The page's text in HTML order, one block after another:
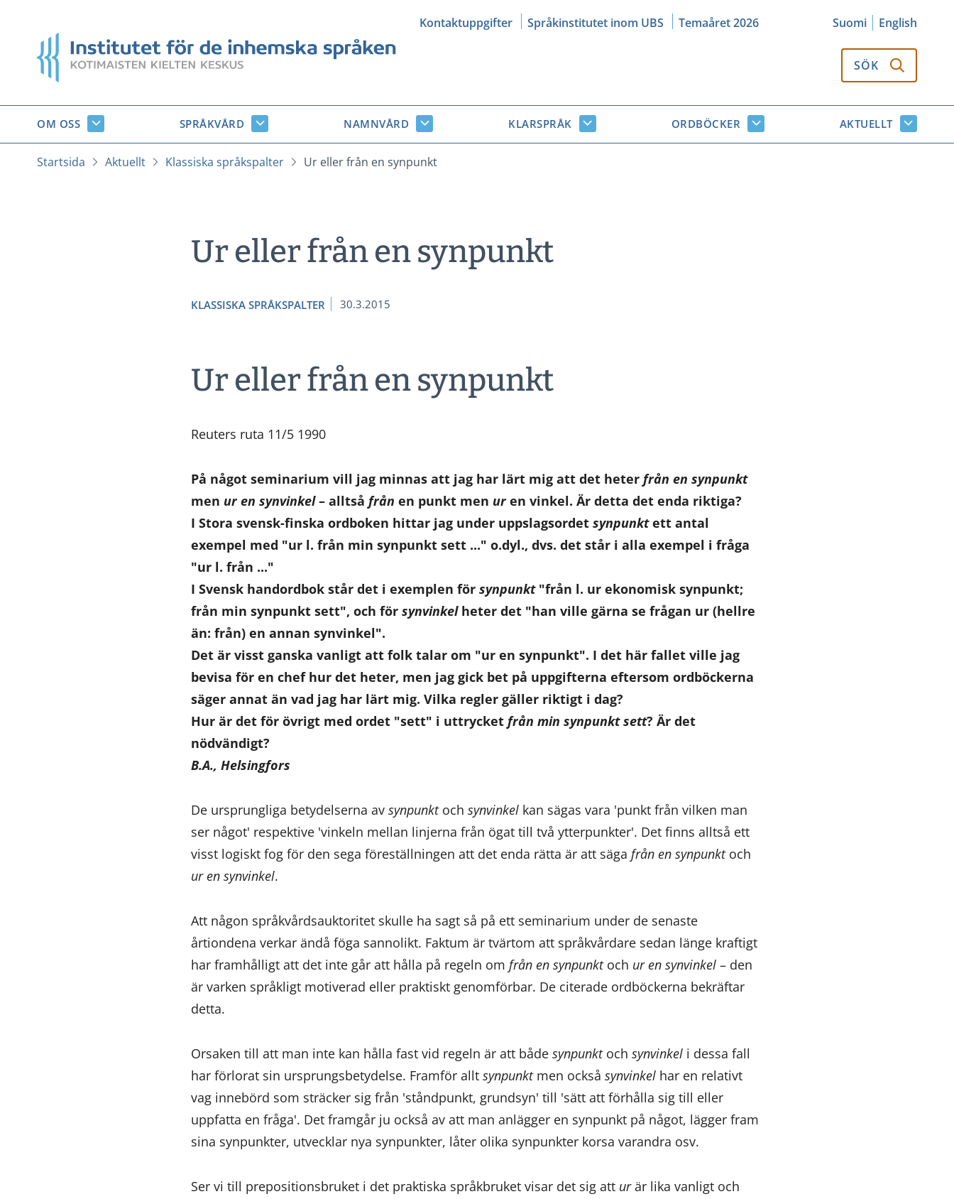
innehåll
Kontaktuppgifter Språkinstitutet inom UBS Temaåret 2026 Suomi
English
Startsida
SÖK
OM OSS
Om
oss
undersidor
SPRÅKVÅRD
Språkvård
undersidor
NAMNVÅRD
Namnvård
undersidor
KLARSPRÅK
Klarspråk
undersidor
ORDBÖCKER
Ordböcker
undersidor
AKTUELLT
Aktuellt
Startsida
Aktuellt Klassiska språkspalter Ur eller från en synpunkt
Ur eller från en synpunkt
KLASSISKA SPRÅKSPALTER 30.3.2015
Ur eller från en synpunkt
Reuters ruta 11/5 1990
På något seminarium vill jag minnas att jag har lärt mig att det heter från en synpunkt
men ur en synvinkel– alltså från en punkt men ur en vinkel. Är detta det enda riktiga?
I Stora svensk-finska ordboken hittar jag under uppslagsordet synpunkt ett antal
exempel med "ur l. från min synpunkt sett ..." o.dyl., dvs. det står i alla exempel i fråga
"ur l. från ..."
I Svensk handordbok står det i exemplen för synpunkt "från l. ur ekonomisk synpunkt;
från min synpunkt sett", och för synvinkel heter det "han ville gärna se frågan ur (hellre
än: från) en annan synvinkel".
Det är visst ganska vanligt att folk talar om "ur en synpunkt". I det här fallet ville jag
bevisa för en chef hur det heter, men jag gick bet på uppgifterna eftersom ordböckerna
säger annat än vad jag har lärt mig. Vilka regler gäller riktigt i dag?
Hur är det för övrigt med ordet "sett" i uttrycket från min synpunkt sett? Är det
nödvändigt?
B.A., Helsingfors
De ursprungliga betydelserna av synpunkt och synvinkelkan sägas vara 'punkt från vilken man
ser något' respektive 'vinkeln mellan linjerna från ögat till två ytterpunkter'. Det finns alltså ett
visst logiskt fog för den sega föreställningen att det enda rätta är att säga från en synpunkt och
ur en synvinkel.
Att någon språkvårdsauktoritet skulle ha sagt så på ett seminarium under de senaste
årtiondena verkar ändå föga sannolikt. Faktum är tvärtom att språkvårdare sedan länge kraftigt
har framhålligt att det inte går att hålla på regeln om från en synpunkt och ur en synvinkel– den
är varken språkligt motiverad eller praktiskt genomförbar. De citerade ordböckerna bekräftar
detta.
Orsaken till att man inte kan hålla fast vid regeln är att både synpunkt och synvinkeli dessa fall
har förlorat sin ursprungsbetydelse. Framför allt synpunkt men också synvinkelhar en relativt
vag innebörd som sträcker sig från 'ståndpunkt, grundsyn' till 'sätt att förhålla sig till eller
uppfatta en fråga'. Det framgår ju också av att man anlägger en synpunkt på något, lägger fram
sina synpunkter, utvecklar nya synpunkter, låter olika synpunkter korsa varandra osv.
Ser vi till prepositionsbruket i det praktiska språkbruket visar det sig att urär lika vanligt och